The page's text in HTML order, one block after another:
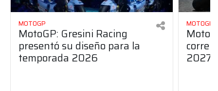
MOTOGP
MotoGP: Gresini Racing
presentó su diseño para la
temporada 2026
MOTOGP
2027?